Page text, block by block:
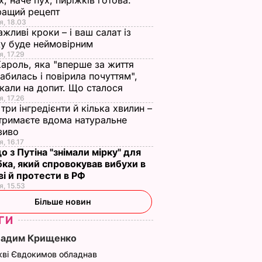
7 серпня, 19.28 БУЛЬВАР
рецепт
18.03
кроки – і ваш салат із
буде неймовірним
17.29
яка "вперше за життя
і повірила почуттям",
на допит. Що сталося
17.26
інгредієнти й кілька хвилин –
вдома натуральне
16.17
з Путіна "знімали мірку" для
який спровокував вибухи в
й протести в РФ
15.53
Більше новин
Крищенко
Євдокимов обладнав